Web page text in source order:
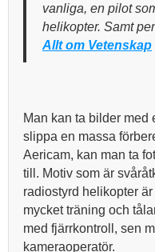
vanliga, en pilot
helikopter. Samt
Allt om Vetenskap
Man kan ta bilder med
slippa en massa
Aericam, kan man ta
till. Motiv som är
radiostyrd helikopter
mycket träning och
med fjärrkontroll, sen
kameraoperatör.